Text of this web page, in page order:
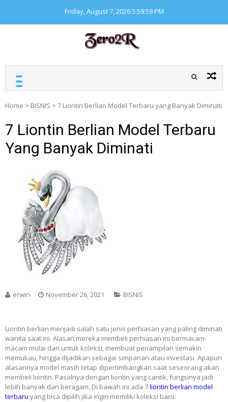
content
Friday, August 7, 20266:00:00 PM
Home > BISNIS > 7 Liontin Berlian Model Terbaru yang Banyak Diminati
7 Liontin Berlian Model Terbaru
Yang Banyak Diminati
erwin November 26, 2021 BISNIS
Liontin berlian menjadi salah satu jenis perhiasan yang paling diminati
wanita saat ini. Alasan mereka membeli perhiasan ini bermacam-
macam mulai dari untuk koleksi, membuat penampilan semakin
memukau, hingga dijadikan sebagai simpanan atau investasi. Apapun
alasannya model masih tetap dipertimbangkan saat seseorang akan
membeli liontin. Pasalnya dengan liontin yang cantik, fungsinya jadi
lebih banyak dan beragam. Di bawah ini ada 7liontin berlian model
terbaru yang bisa dipilih jika ingin memiliki koleksi baru: